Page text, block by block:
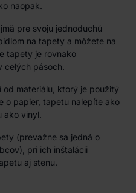
naopak.
pre svoju jednoduchú
na tapety a môžete na
tapety je rovnako
celých pásoch.
materiálu, ktorý je použitý
o papier, tapetu nalepíte ako
ako vinyl.
(prevažne sa jedná o
pri ich inštalácii
aj stenu.